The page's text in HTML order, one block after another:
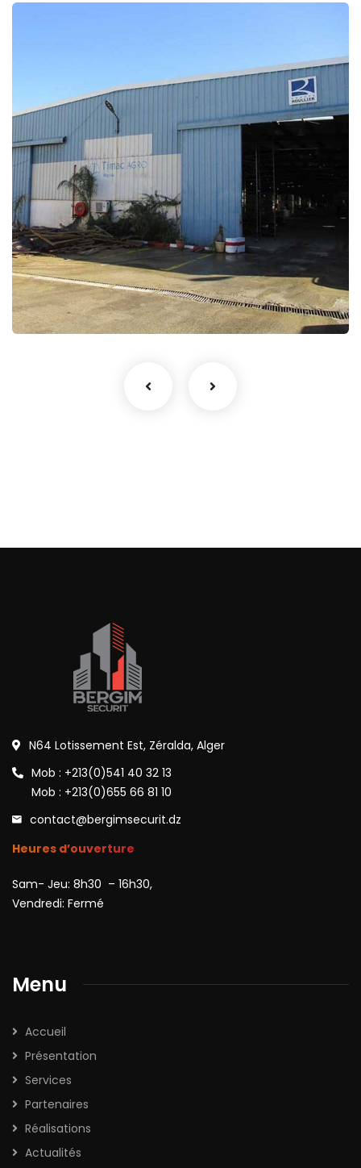
SARL TIMAC AGRO
N64 Lotissement Est, Zéralda, Alger
Mob : +213(0)541 40 32 13
Mob : +213(0)655 66 81 10
contact@bergimsecurit.dz
Heures d’ouverture
Sam- Jeu: 8h30 – 16h30,
Vendredi: Fermé
Menu
Accueil
Présentation
Services
Partenaires
Réalisations
Actualités